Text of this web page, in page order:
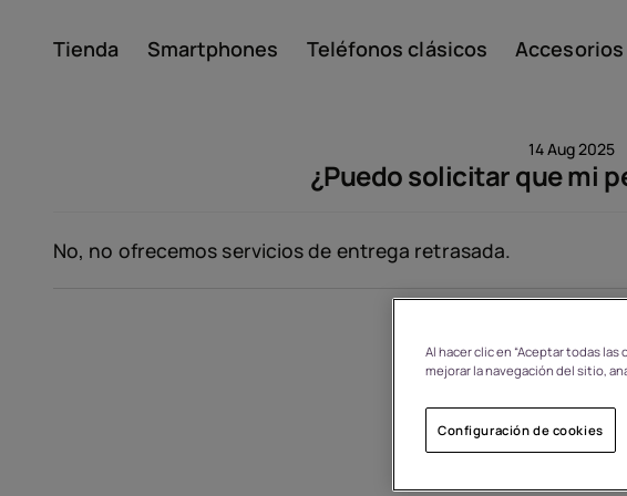
Tienda Smartphones Teléfonos clásicos Accesorios
Reciclaje de dispositivos
14 Aug 2025
¿Puedo solicitar que mi
No, no ofrecemos servicios de entrega retrasada.
Al hacer clic en “Aceptar todas
mejorar la navegación del sitio,
Configuración de cookies